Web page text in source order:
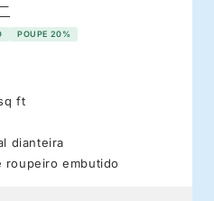
POUPE 20%
ft
dianteira
roupeiro embutido